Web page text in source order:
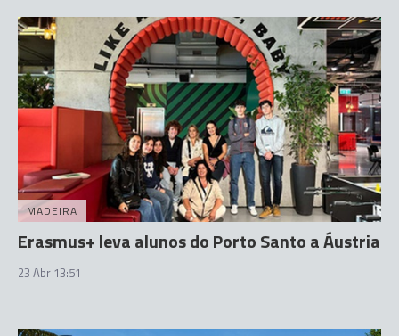
MADEIRA
Erasmus+ leva alunos do Porto Santo a Áustria
23 Abr 13:51